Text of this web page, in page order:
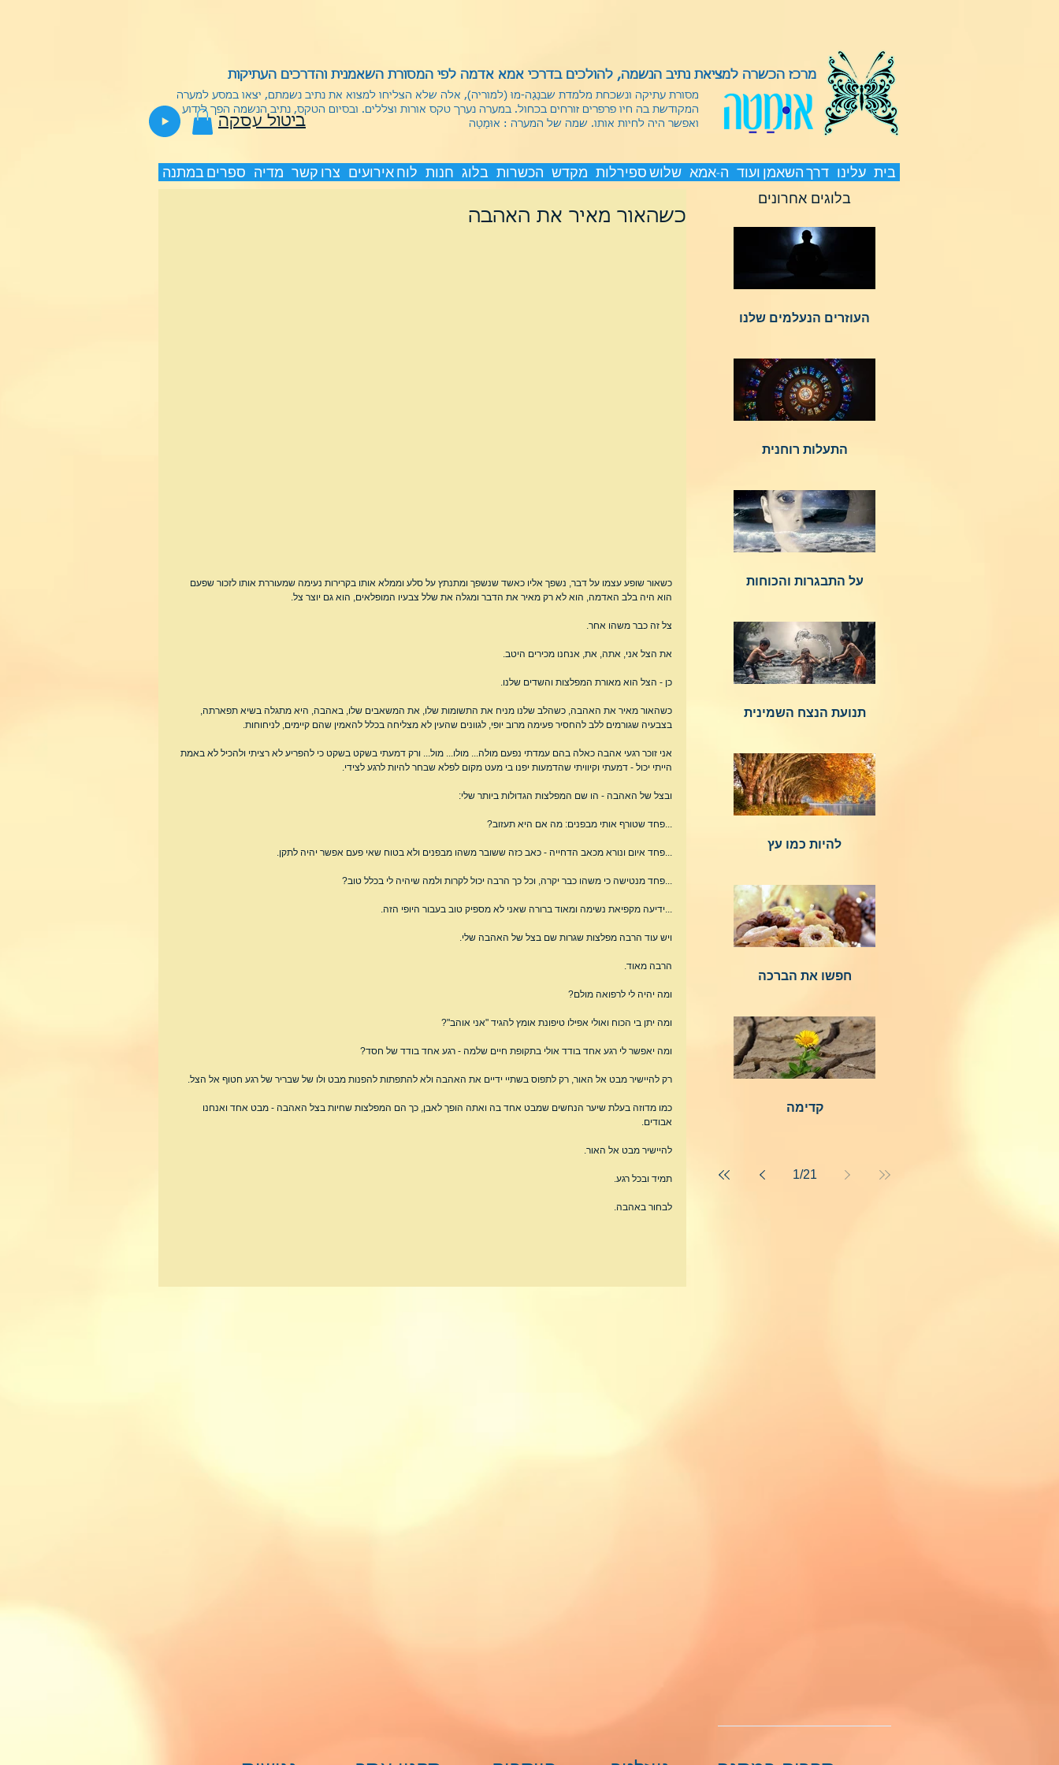
ביטול עסקה
מרכז הכשרה למציאת נתיב הנשמה, להולכים בדרכי אמא אדמה לפי המסורת השאמנית והדרכים העתיקות
מסורת עתיקה ונשכחת מלמדת שבנַגַה-מוּ (למוריה), אלה שלא הצליחו למצוא את נתיב נשמתם, יצאו במסע למערה
המקודשת בה חיו פרפרים זורחים בכחול. במערה נערך טקס אורות וצללים. ובסיום הטקס, נתיב הנשמה הפך לידוע
ואפשר היה לחיות אותו. שמה של המערה : אוּמַטַה
ספרים במתנה מדיה צרו קשר לוח אירועים חנות בלוג הכשרות מקדש שלוש ספירלות ה-אמא דרך השאמן ועוד עלינו בית
כשהאור מאיר את האהבה
כשאור שופע עצמו על דבר, נשפך אליו כאשד שנשפך ומתנתץ על סלע וממלא אותו בקרירות נעימה שמעוררת אותו לזכור שפעם
הוא היה בלב האדמה, הוא לא רק מאיר את הדבר ומגלה את שלל צבעיו המופלאים, הוא גם יוצר צל.
צל זה כבר משהו אחר.
את הצל אני, אתה, את, אנחנו מכירים היטב.
כן - הצל הוא מאורת המפלצות והשדים שלנו.
כשהאור מאיר את האהבה, כשהלב שלנו מניח את התשומות שלו, את המשאבים שלו, באהבה, היא מתגלה בשיא תפארתה,
בצבעיה שגורמים ללב להחסיר פעימה מרוב יופי, לגוונים שהעין לא מצליחה בכלל להאמין שהם קיימים, לניחוחות.
אני זוכר רגעי אהבה כאלה בהם עמדתי נפעם מולה... מולו... מול... ורק דמעתי בשקט בשקט כי להפריע לא רציתי ולהכיל לא באמת
הייתי יכול - דמעתי וקיוויתי שהדמעות יפנו בי מעט מקום לפלא שבחר להיות לרגע לצידי.
ובצל של האהבה - הו שם המפלצות הגדולות ביותר שלי:
...פחד שטורף אותי מבפנים: מה אם היא תעזוב?
...פחד איום ונורא מכאב הדחייה - כאב כזה ששובר משהו מבפנים ולא בטוח שאי פעם אפשר יהיה לתקן.
...פחד מנטישה כי משהו כבר יקרה, וכל כך הרבה יכול לקרות ולמה שיהיה לי בכלל טוב?
...ידיעה מקפיאת נשימה ומאוד ברורה שאני לא מספיק טוב בעבור היופי הזה.
ויש עוד הרבה מפלצות שגרות שם בצל של האהבה שלי.
הרבה מאוד.
ומה יהיה לי לרפואה מולם?
ומה יתן בי הכוח ואולי אפילו טיפונת אומץ להגיד "אני אוהב"?
ומה יאפשר לי רגע אחד בודד אולי בתקופת חיים שלמה - רגע אחד בודד של חסד?
רק להיישיר מבט אל האור, רק לתפוס בשתיי ידיים את האהבה ולא להתפתות להפנות מבט ולו של שבריר של רגע חטוף אל הצל.
כמו מדוזה בעלת שיער הנחשים שמבט אחד בה ואתה הופך לאבן, כך הם המפלצות שחיות בצל האהבה - מבט אחד ואנחנו
אבודים.
להיישיר מבט אל האור.
תמיד ובכל רגע.
לבחור באהבה.
בלוגים אחרונים
העוזרים הנעלמים שלנו
התעלות רוחנית
על התבגרות והכוחות
תנועת הנצח השמינית
להיות כמו עץ
חפשו את הברכה
קדימה
1/21